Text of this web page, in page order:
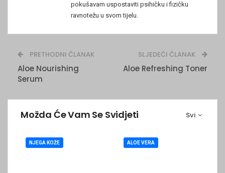
pokušavam uspostaviti psihičku i fizičku
ravnotežu u svom tijelu.
PRETHODNI ČLANAK
Aloe Nourishing
Serum
SLJEDEĆI ČLANAK
Aloe Refreshing Toner
Svi
Možda Će Vam Se Svidjeti
NJEGA KOŽE ALOE VERA